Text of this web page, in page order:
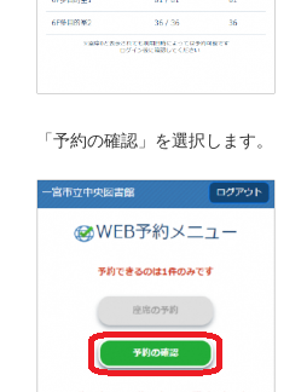
「予約の確認」を選択します。